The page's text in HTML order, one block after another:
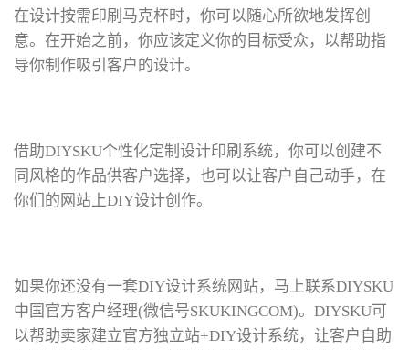
在设计按需印刷马克杯时，你可以随心所欲地发挥创
意。在开始之前，你应该定义你的目标受众，以帮助指
导你制作吸引客户的设计。
借助DIYSKU个性化定制设计印刷系统，你可以创建不
同风格的作品供客户选择，也可以让客户自己动手，在
你们的网站上DIY设计创作。
如果你还没有一套DIY设计系统网站，马上联系DIYSKU
中国官方客户经理(微信号SKUKINGCOM)。DIYSKU可
以帮助卖家建立官方独立站+DIY设计系统，让客户自助